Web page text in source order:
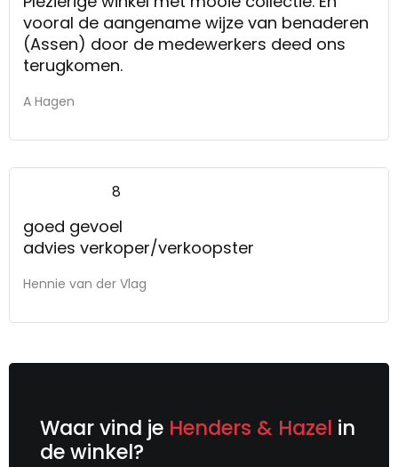
vooral de aangename wijze van benaderen
(Assen) door de medewerkers deed ons
terugkomen.
A Hagen
8
goed gevoel
advies verkoper/verkoopster
Hennie van der Vlag
Waar vind je Henders & Hazel in
de winkel?